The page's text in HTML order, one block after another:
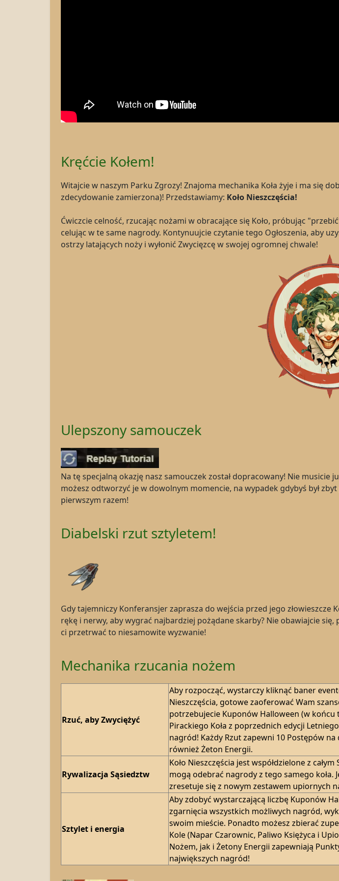
Kręćcie Kołem!
Witajcie w naszym Parku Zgrozy! Znajoma mechanika Koła żyje i ma się
zdecydowanie zamierzona)! Przedstawiamy: Koło Nieszczęścia!
Ćwiczcie celność, rzucając nożami w obracające się Koło, próbując
celując w te same nagrody. Kontynuujcie czytanie tego Ogłoszenia, aby
ostrzy latających noży i wyłonić Zwycięzcę w swojej ogromnej chwale!
Ulepszony samouczek
Na tę specjalną okazję nasz samouczek został dopracowany! Nie
możesz odtworzyć je w dowolnym momencie, na wypadek gdybyś był
pierwszym razem!
Diabelski rzut sztyletem!
Gdy tajemniczy Konferansjer zaprasza do wejścia przed jego złowieszcze
rękę i nerwy, aby wygrać najbardziej pożądane skarby? Nie obawiajcie
ci przetrwać to niesamowite wyzwanie!
Mechanika rzucania nożem
Rzuć, aby Zwyciężyć
Aby rozpocząć, wystarczy kliknąć baner
Nieszczęścia, gotowe zaoferować Wam
potrzebujecie Kuponów Halloween (w
Pirackiego Koła z poprzednich edycji
nagród! Każdy Rzut zapewni 10 Postępów
również Żeton Energii.
Rywalizacja Sąsiedztw
Koło Nieszczęścia jest współdzielone z
mogą odebrać nagrody z tego samego koła.
zresetuje się z nowym zestawem upiornych
Sztylet i energia
Aby zdobyć wystarczającą liczbę Kuponów
zgarnięcia wszystkich możliwych nagród,
swoim mieście. Ponadto możesz zbierać
Kole (Napar Czarownic, Paliwo Księżyca i
Nożem, jak i Żetony Energii zapewniają
największych nagród!